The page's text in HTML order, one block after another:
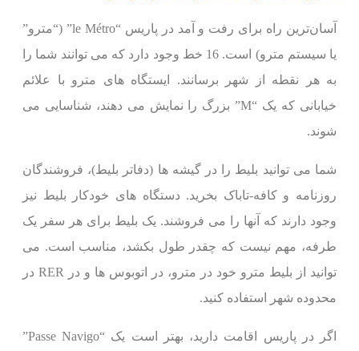
آسان‌ترین راه برای رفت و آمد در پاریس “le Métro” (“مترو”
یا سیستم مترو) است. 16 خط وجود دارد که می توانند شما را
به هر نقطه از شهر برسانند. ایستگاه های مترو با علائم
خیابانی که یک “M” بزرگ را نمایش می دهند، شناسایی می
شوند.
شما می توانید بلیط را در گیشه ها (دفاتر بلیط)، فروشندگان
روزنامه و کافه-تاباک بخرید. دستگاه های خودکار بلیط نیز
وجود دارند که آنها را می فروشند. یک بلیط برای هر سفر یک
طرفه، مهم نیست که چقدر طول بکشد، مناسب است. می
توانید از بلیط مترو خود در مترو، در اتوبوس ها و در RER در
محدوده شهر استفاده کنید.
اگر در پاریس اقامت دارید، بهتر است یک “Passe Navigo”